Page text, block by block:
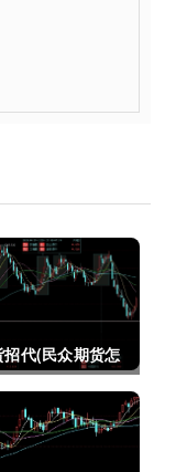
招代(民众期货怎